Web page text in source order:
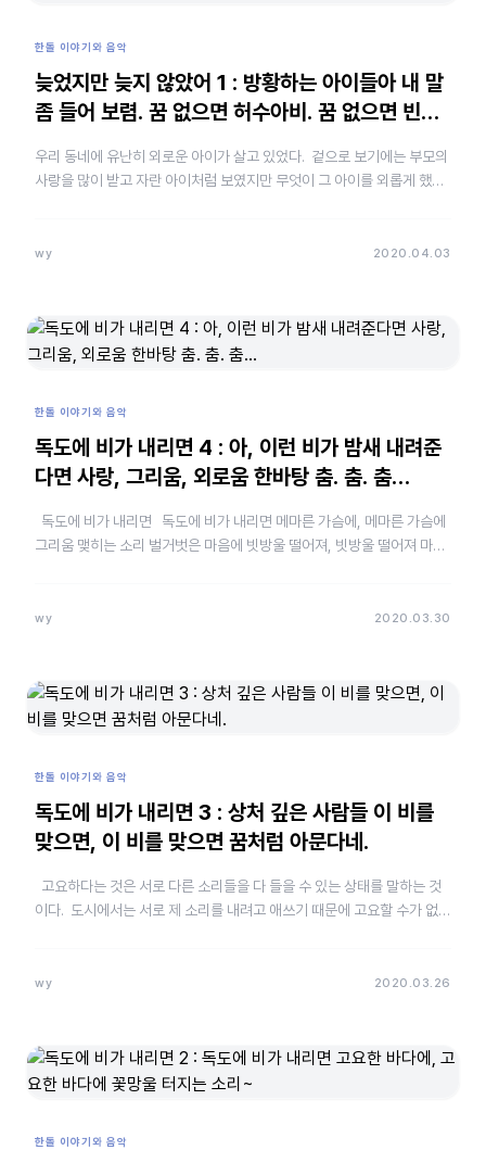
한돌 이야기와 음악
늦었지만 늦지 않았어 1 : 방황하는 아이들아 내 말
좀 들어 보렴. 꿈 없으면 허수아비. 꿈 없으면 빈…
우리 동네에 유난히 외로운 아이가 살고 있었다. 겉으로 보기에는 부모의
사랑을 많이 받고 자란 아이처럼 보였지만 무엇이 그 아이를 외롭게 했는
wy 2020.04.03
한돌 이야기와 음악
독도에 비가 내리면 4 : 아, 이런 비가 밤새 내려준
다면 사랑, 그리움, 외로움 한바탕 춤. 춤. 춤…
독도에 비가 내리면 독도에 비가 내리면 메마른 가슴에, 메마른 가슴에
그리움 맺히는 소리 벌거벗은 마음에 빗방울 떨어져, 빗방울 떨어져 마음
wy 2020.03.30
한돌 이야기와 음악
독도에 비가 내리면 3 : 상처 깊은 사람들 이 비를
맞으면, 이 비를 맞으면 꿈처럼 아문다네.
고요하다는 것은 서로 다른 소리들을 다 들을 수 있는 상태를 말하는 것
이다. 도시에서는 서로 제 소리를 내려고 애쓰기 때문에 고요할 수가 없
wy 2020.03.26
한돌 이야기와 음악